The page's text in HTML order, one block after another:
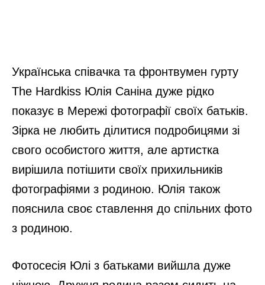
Українська співачка та фронтвумен гурту
The Hardkiss Юлія Саніна дуже рідко
показує в Мережі фотографії своїх батьків.
Зірка не любить ділитися подробицями зі
свого особистого життя, але артистка
вирішила потішити своїх прихильників
фотографіями з родиною. Юлія також
пояснила своє ставлення до спільних фото
з родиною.
Фотосесія Юлі з батьками вийшла дуже